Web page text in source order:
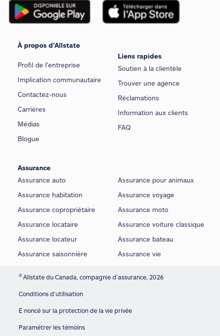
À propos d’Allstate
Profil de l’entreprise
Implication communautaire
Contactez-nous
Carrières
Médias
Blogue
Liens rapides
Soutien à la clientèle
Trouver une agence
Réclamations
Information aux clients
FAQ
Assurance
Assurance auto
Assurance habitation
Assurance copropriétaire
Assurance locataire
Assurance locateur
Assurance saisonnière
Assurance pour animaux
Assurance voyage
Assurance moto
Assurance voiture classique
Assurance bateau
Assurance vie
©Allstate du Canada, compagnie d’assurance, 2026
Conditions d’utilisation
É noncé sur la protection de la vie privée
Paramétrer les témoins